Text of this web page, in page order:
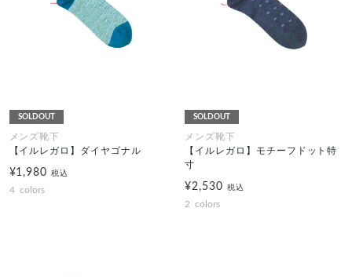
SOLDOUT
メンズ靴下
【イルレガロ】ダイヤゴナル
¥1,980税込
4 colors
SOLDOUT
メンズ靴下
【イルレガロ】モチーフドット特
寸
¥2,530 税込
2 colors